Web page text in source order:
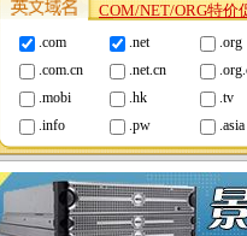
COM/NET/ORG特
.com .net
.org
.com.cn
.net.cn
.mobi
.hk
.tv
.info
.pw .asia